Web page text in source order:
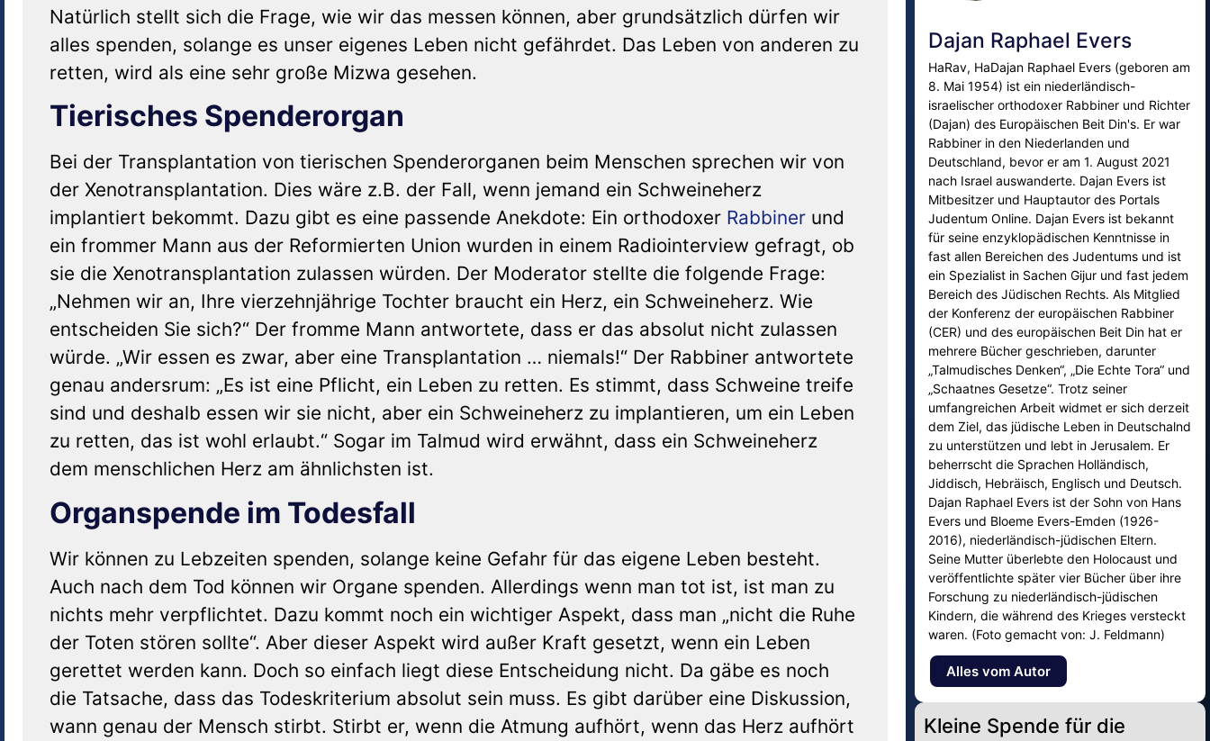
Natürlich stellt sich die Frage, wie wir das messen können, aber grundsätzlich dürfen wir
alles spenden, solange es unser eigenes Leben nicht gefährdet. Das Leben von anderen zu
retten, wird als eine sehr große Mizwa gesehen.
Tierisches Spenderorgan
Bei der Transplantation von tierischen Spenderorganen beim Menschen sprechen wir von
der Xenotransplantation. Dies wäre z.B. der Fall, wenn jemand ein Schweineherz
implantiert bekommt. Dazu gibt es eine passende Anekdote: Ein orthodoxer Rabbiner und
ein frommer Mann aus der Reformierten Union wurden in einem Radiointerview gefragt, ob
sie die Xenotransplantation zulassen würden. Der Moderator stellte die folgende Frage:
„Nehmen wir an, Ihre vierzehnjährige Tochter braucht ein Herz, ein Schweineherz. Wie
entscheiden Sie sich?“ Der fromme Mann antwortete, dass er das absolut nicht zulassen
würde. „Wir essen es zwar, aber eine Transplantation … niemals!“ Der Rabbiner antwortete
genau andersrum: „Es ist eine Pflicht, ein Leben zu retten. Es stimmt, dass Schweine treife
sind und deshalb essen wir sie nicht, aber ein Schweineherz zu implantieren, um ein Leben
zu retten, das ist wohl erlaubt.“ Sogar im Talmud wird erwähnt, dass ein Schweineherz
dem menschlichen Herz am ähnlichsten ist.
Organspende im Todesfall
Wir können zu Lebzeiten spenden, solange keine Gefahr für das eigene Leben besteht.
Auch nach dem Tod können wir Organe spenden. Allerdings wenn man tot ist, ist man zu
nichts mehr verpflichtet. Dazu kommt noch ein wichtiger Aspekt, dass man „nicht die Ruhe
der Toten stören sollte“. Aber dieser Aspekt wird außer Kraft gesetzt, wenn ein Leben
gerettet werden kann. Doch so einfach liegt diese Entscheidung nicht. Da gäbe es noch
die Tatsache, dass das Todeskriterium absolut sein muss. Es gibt darüber eine Diskussion,
wann genau der Mensch stirbt. Stirbt er, wenn die Atmung aufhört, wenn das Herz aufhört
Dajan Raphael Evers
HaRav, HaDajan Raphael Evers (geboren am
8. Mai 1954) ist ein niederländisch-
israelischer orthodoxer Rabbiner und Richter
(Dajan) des Europäischen Beit Din's. Er war
Rabbiner in den Niederlanden und
Deutschland, bevor er am 1. August 2021
nach Israel auswanderte. Dajan Evers ist
Mitbesitzer und Hauptautor des Portals
Judentum Online. Dajan Evers ist bekannt
für seine enzyklopädischen Kenntnisse in
fast allen Bereichen des Judentums und ist
ein Spezialist in Sachen Gijur und fast jedem
Bereich des Jüdischen Rechts. Als Mitglied
der Konferenz der europäischen Rabbiner
(CER) und des europäischen Beit Din hat er
mehrere Bücher geschrieben, darunter
„Talmudisches Denken“, „Die Echte Tora“ und
„Schaatnes Gesetze“. Trotz seiner
umfangreichen Arbeit widmet er sich derzeit
dem Ziel, das jüdische Leben in Deutschalnd
zu unterstützen und lebt in Jerusalem. Er
beherrscht die Sprachen Holländisch,
Jiddisch, Hebräisch, Englisch und Deutsch.
Dajan Raphael Evers ist der Sohn von Hans
Evers und Bloeme Evers-Emden (1926-
2016), niederländisch-jüdischen Eltern.
Seine Mutter überlebte den Holocaust und
veröffentlichte später vier Bücher über ihre
Forschung zu niederländisch-jüdischen
Kindern, die während des Krieges versteckt
waren. (Foto gemacht von: J. Feldmann)
Alles vom Autor
Kleine Spende für die